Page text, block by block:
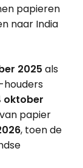
papieren
naar India
2025 als
houders
oktober
papier
, toen de